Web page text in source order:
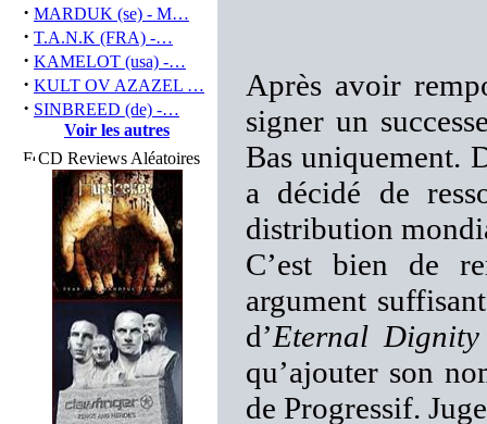
· MARDUK (se) - M…
· T.A.N.K (FRA) -…
· KAMELOT (usa) -…
· KULT OV AZAZEL …
· SINBREED (de) -…
Voir les autres
CD Reviews Aléatoires
Après avoir
signer un
Bas uniquement.
a décidé de
distribution
C’est bien de
argument
d’Eternal Dignity
qu’ajouter son
de Progressif.